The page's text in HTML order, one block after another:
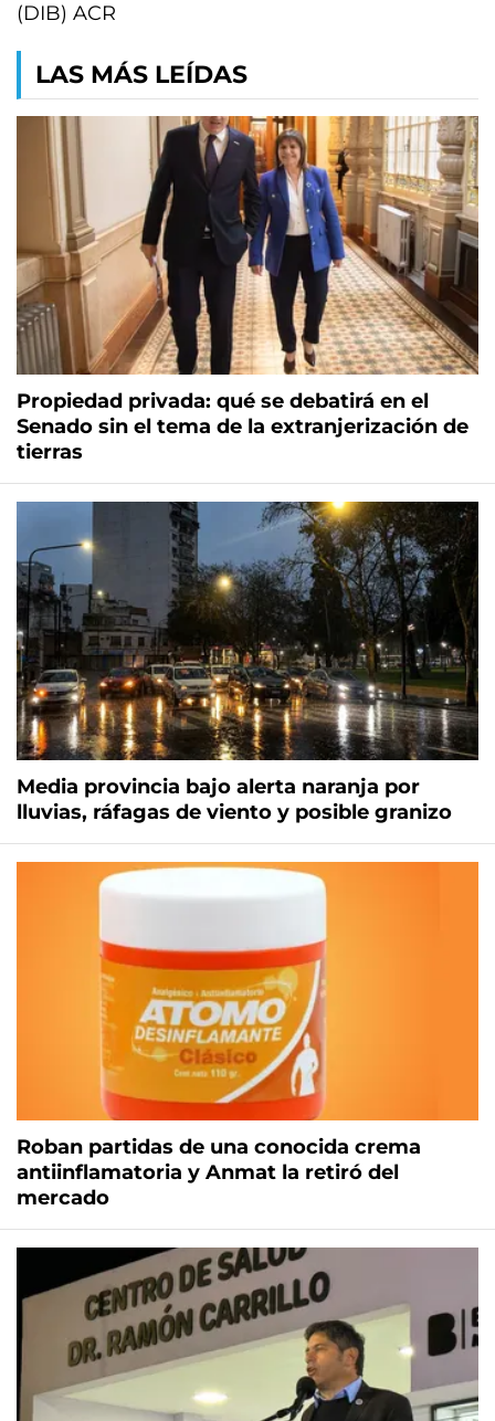
(DIB) ACR
LAS MÁS LEÍDAS
Propiedad privada: qué se debatirá en el
Senado sin el tema de la extranjerización de
tierras
Media provincia bajo alerta naranja por
lluvias, ráfagas de viento y posible granizo
Roban partidas de una conocida crema
antiinflamatoria y Anmat la retiró del
mercado